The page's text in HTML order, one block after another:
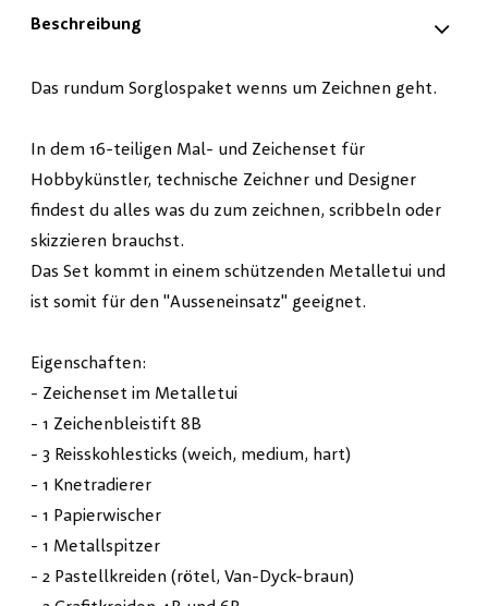
Beschreibung
Das rundum Sorglospaket wenns um Zeichnen geht.
In dem 16-teiligen Mal- und Zeichenset für
Hobbykünstler, technische Zeichner und Designer
findest du alles was du zum zeichnen, scribbeln oder
skizzieren brauchst.
Das Set kommt in einem schützenden Metalletui und
ist somit für den "Ausseneinsatz" geeignet.
Eigenschaften:
- Zeichenset im Metalletui
- 1 Zeichenbleistift 8B
- 3 Reisskohlesticks (weich, medium, hart)
- 1 Knetradierer
- 1 Papierwischer
- 1 Metallspitzer
- 2 Pastellkreiden (rötel, Van-Dyck-braun)